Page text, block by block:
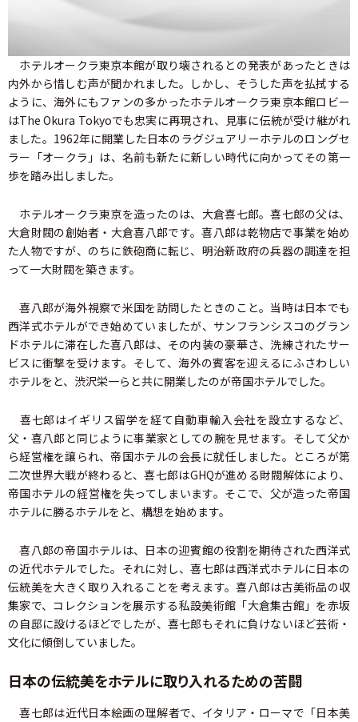
ホテルオークラ東京本館が取り壊されるとの発表があったときは
内外から惜しむ声が聞かれました。しかし、そうした声を払拭する
ように、海外にもファンの多かったホテルオークラ東京本館ロビー
はThe Okura Tokyoでも忠実に再現され、見事に伝統が受け継がれ
ました。1962年に開業した日本のラグジュアリーホテルのロングセ
ラー「オークラ」は、名前も新たに新しい時代に向かってその第一
歩を踏み出しました。
ホテルオークラ東京を造ったのは、大倉喜七郎。喜七郎の父は、
大倉財閥の創始者・大倉喜八郎です。喜八郎は乾物店で事業を始め
た人物ですが、のちに鉄砲商に転じ、明治新政府の兵器の調達を担
って一大財閥を築きます。
喜八郎が海外視察で米国を訪問したときのこと。当時は日本でも
西洋式ホテルができ始めていましたが、サンフランシスコのグラン
ドホテルに滞在した喜八郎は、その内装の豪華さ、洗練されたサー
ビスに衝撃を受けます。そして、海外の賓客を迎えるにふさわしい
ホテルをと、渋沢栄一らと共に開業したのが帝国ホテルでした。
喜七郎はイギリス留学を経て自動車輸入会社を設立するなど、
父・喜八郎と同じように事業家としての腕を見せます。そして父か
ら経営権を譲られ、帝国ホテルの会長に就任しました。ところが第
二次世界大戦が終わると、喜七郎はGHQが進める財閥解体により、
帝国ホテルの経営権を失ってしまいます。そこで、父が造った帝国
ホテルに勝るホテルをと、構想を始めます。
喜八郎の帝国ホテルは、日本の迎賓館の役割を期待された西洋式
の近代ホテルでした。それに対し、喜七郎は西洋式ホテルに日本の
伝統美を大きく取り入れることを考えます。喜八郎は古美術品の収
集家で、コレクションを展示する私設美術館「大倉集古館」を赤坂
の自邸に設けるほどでしたが、喜七郎もそれに負けないほど芸術・
文化に傾倒していました。
日本の伝統美をホテルに取り入れるための苦闘
喜七郎は近代日本絵画の理解者で、イタリア・ローマで「日本美